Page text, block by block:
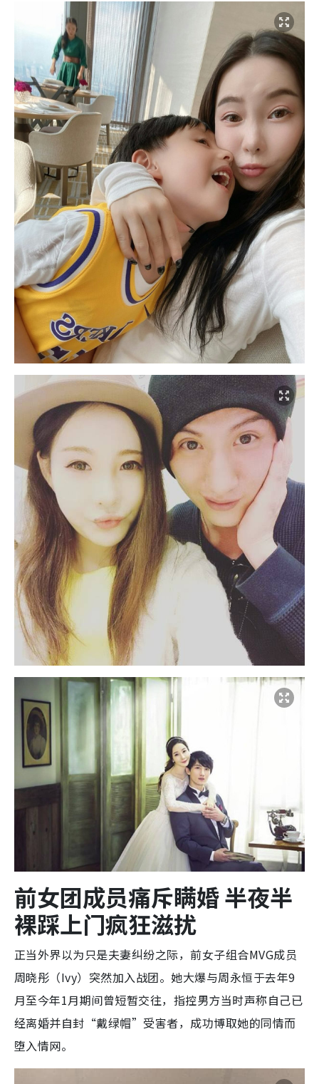
前女团成员痛斥瞒婚 半夜半
裸踩上门疯狂滋扰
正当外界以为只是夫妻纠纷之际，前女子组合MVG成员
周晓彤（Ivy）突然加入战团。她大爆与周永恒于去年9
月至今年1月期间曾短暂交往，指控男方当时声称自己已
经离婚并自封“戴绿帽”受害者，成功博取她的同情而
堕入情网。